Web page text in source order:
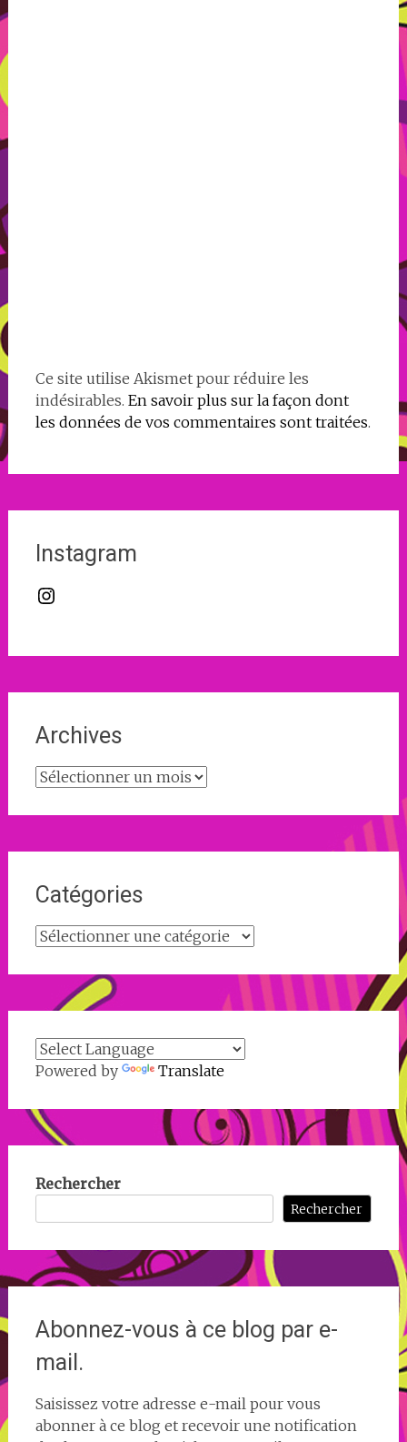
Ce site utilise Akismet pour réduire les
indésirables. En savoir plus sur la façon dont
les données de vos commentaires sont traitées.
Instagram
Instagram
Archives
Archives
Catégories
Catégories
Powered by Translate
Rechercher
Rechercher
Abonnez-vous à ce blog par e-
mail.
Saisissez votre adresse e-mail pour vous
abonner à ce blog et recevoir une notification